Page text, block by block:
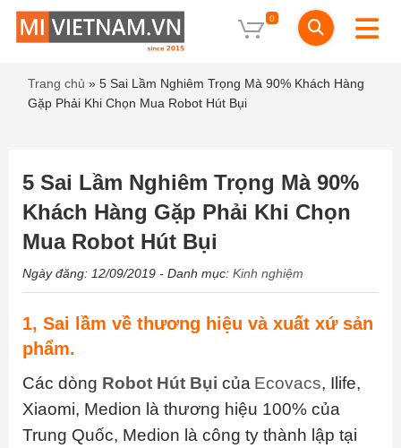
0
Trang chủ » 5 Sai Lầm Nghiêm Trọng Mà 90% Khách Hàng
Gặp Phải Khi Chọn Mua Robot Hút Bụi
5 Sai Lầm Nghiêm Trọng Mà 90%
Khách Hàng Gặp Phải Khi Chọn
Mua Robot Hút Bụi
Ngày đăng: 12/09/2019 - Danh mục: Kinh nghiệm
1, Sai lầm về thương hiệu vàxuất xứ sản
phẩm.
Các dòng Robot Hút Bụi của Ecovacs, Ilife,
Xiaomi, Medion là thương hiệu 100% của
Trung Quốc, Medion là công ty thành lập tại